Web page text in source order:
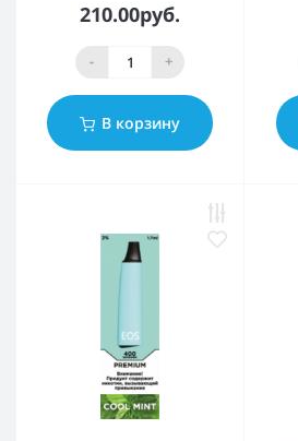
210.00руб.
- +
В корзину